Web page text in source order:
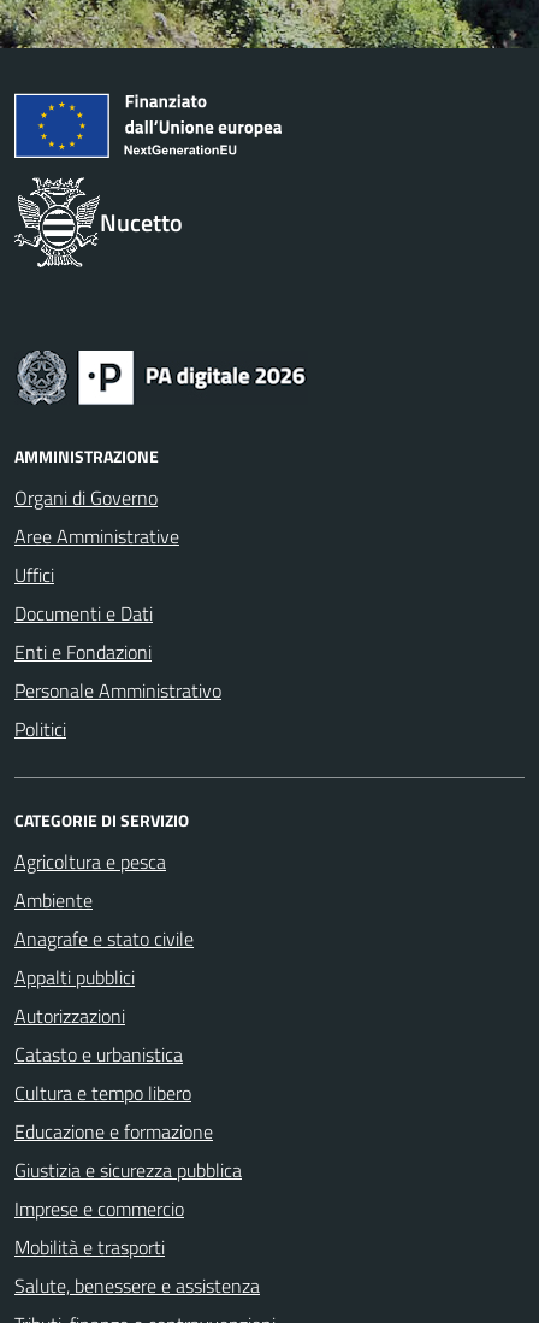
Nucetto
AMMINISTRAZIONE
Organi di Governo
Aree Amministrative
Uffici
Documenti e Dati
Enti e Fondazioni
Personale Amministrativo
Politici
CATEGORIE DI SERVIZIO
Agricoltura e pesca
Ambiente
Anagrafe e stato civile
Appalti pubblici
Autorizzazioni
Catasto e urbanistica
Cultura e tempo libero
Educazione e formazione
Giustizia e sicurezza pubblica
Imprese e commercio
Mobilità e trasporti
Salute, benessere e assistenza